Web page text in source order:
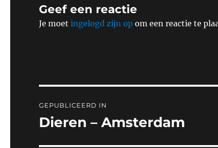
Geef een reactie
Je moetingelogd zijn op om een reactie te
navigatie
GEPUBLICEERD IN
Dieren – Amsterdam